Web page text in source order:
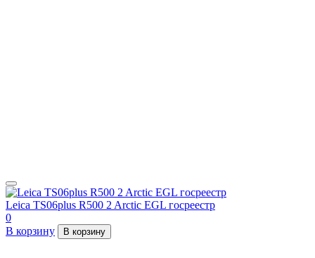
Leica TS06plus R500 2 Arctic EGL госреестр
0
В корзину
В корзину